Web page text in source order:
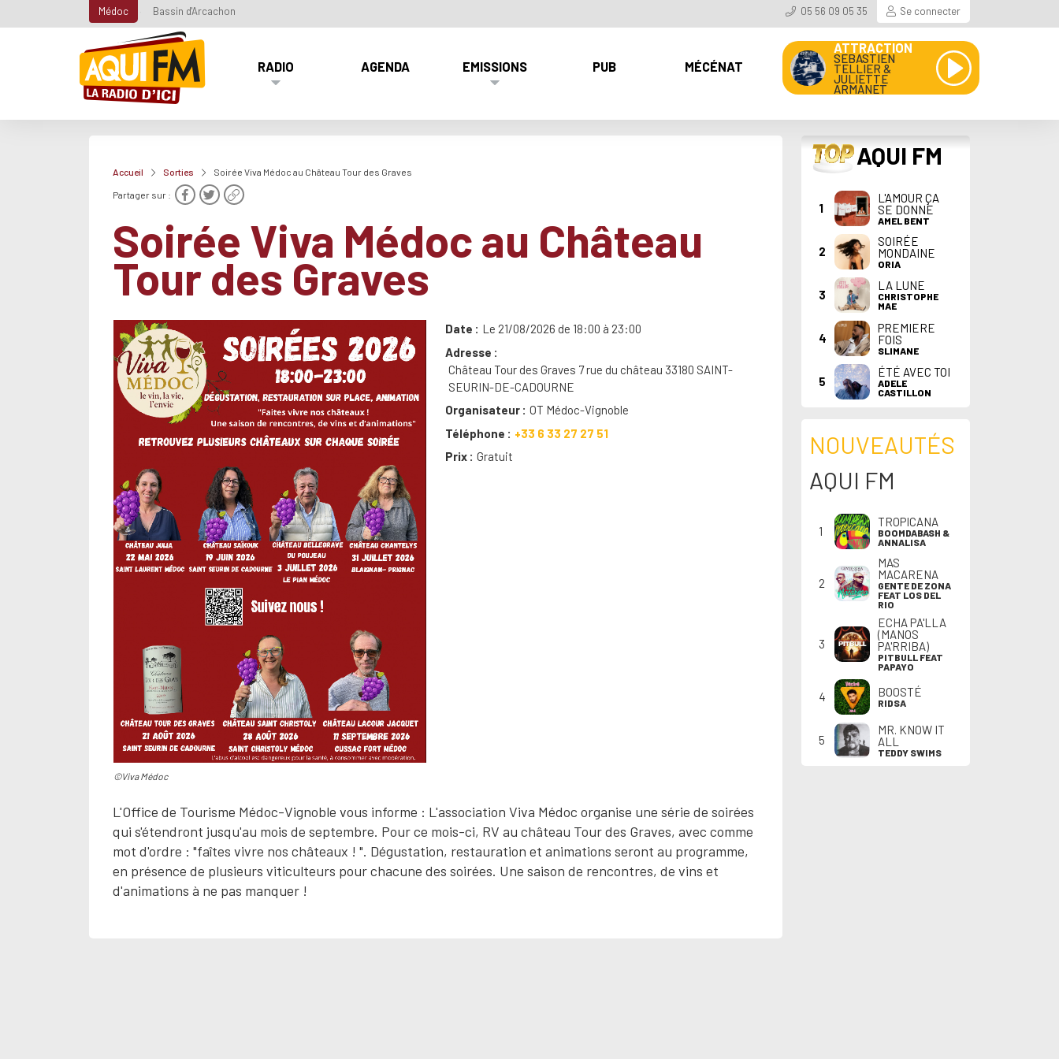
Médoc Bassin d'Arcachon 05 56 09 05 35 Se connecter
RADIO AGENDA EMISSIONS PUB MÉCÉNAT
ATTRACTION
SEBASTIEN
TELLIER &
JULIETTE
ARMANET
Accueil Sorties Soirée Viva Médoc au Château Tour des Graves
Partager sur :
Soirée Viva Médoc au Château
Tour des Graves
©Viva Médoc
Date
Le 21/08/2026 de 18:00 à 23:00
Adresse
Château Tour des Graves 7 rue du château 33180 SAINT-
SEURIN-DE-CADOURNE
Organisateur
OT Médoc-Vignoble
Téléphone
+33 6 33 27 27 51
Prix
Gratuit
L'Office de Tourisme Médoc-Vignoble vous informe : L'association Viva Médoc organise une série de soirées
qui s'étendront jusqu'au mois de septembre. Pour ce mois-ci, RV au château Tour des Graves, avec comme
mot d'ordre : "faîtes vivre nos châteaux ! ". Dégustation, restauration et animations seront au programme,
en présence de plusieurs viticulteurs pour chacune des soirées. Une saison de rencontres, de vins et
d'animations à ne pas manquer !
TOP AQUI FM
1
L'AMOUR ÇA
SE DONNE
AMEL BENT
2
SOIRÉE
MONDAINE
ORIA
3
LA LUNE
CHRISTOPHE
MAE
4
PREMIERE
FOIS
SLIMANE
5
ÉTÉ AVEC TOI
ADELE
CASTILLON
NOUVEAUTÉS
AQUI FM
1
TROPICANA
BOOMDABASH &
ANNALISA
2
MAS
MACARENA
GENTE DE ZONA
FEAT LOS DEL
RIO
3
ECHA PA'LLA
(MANOS
PA'RRIBA)
PITBULL FEAT
PAPAYO
4 BOOSTÉ
RIDSA
5
MR. KNOW IT
ALL
TEDDY SWIMS